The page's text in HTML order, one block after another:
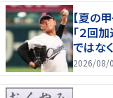
【夏の
「２回
ではな
2026/08/